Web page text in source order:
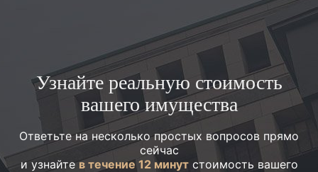
Узнайте реальную стоимость
вашего имущества
Ответьте на несколько простых вопросов прямо
сейчас
и узнайтев течение 12 минутстоимость вашего